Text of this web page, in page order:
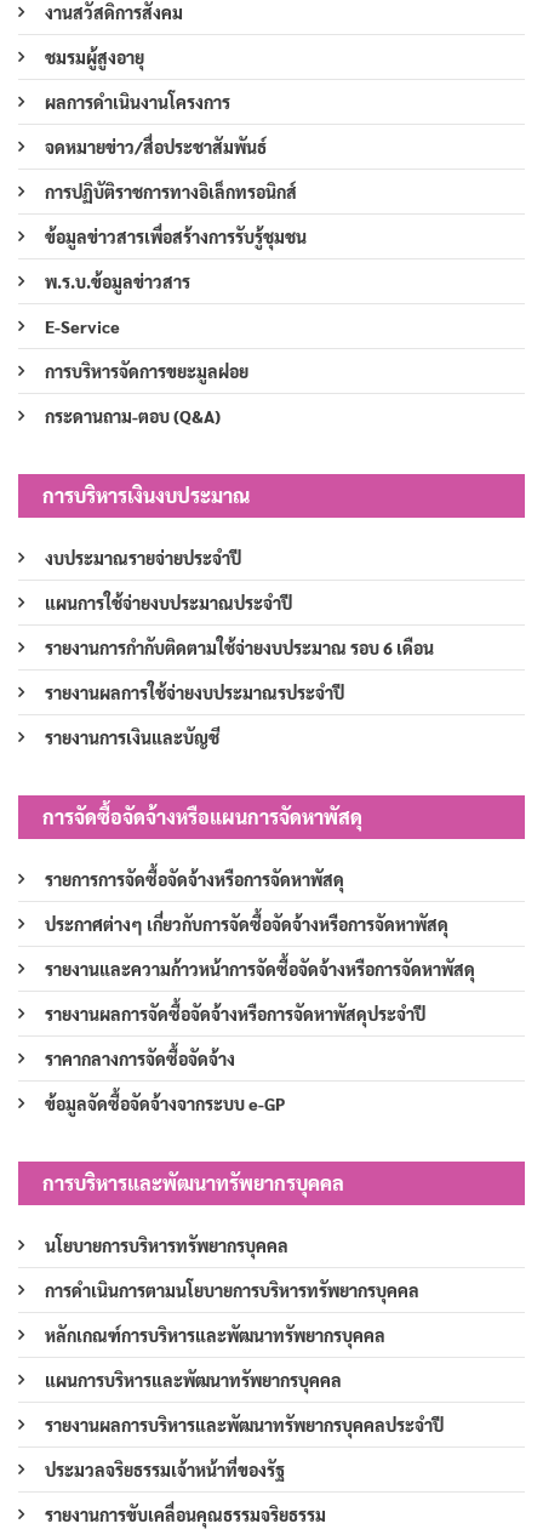
งานสวัสดิการสังคม
ชมรมผู้สูงอายุ
ผลการดำเนินงานโครงการ
จดหมายข่าว/สื่อประชาสัมพันธ์
การปฏิบัติราชการทางอิเล็กทรอนิกส์
ข้อมูลข่าวสารเพื่อสร้างการรับรู้ชุมชน
พ.ร.บ.ข้อมูลข่าวสาร
E-Service
การบริหารจัดการขยะมูลฝอย
กระดานถาม-ตอบ (Q&A)
การบริหารเงินงบประมาณ
งบประมาณรายจ่ายประจำปี
แผนการใช้จ่ายงบประมาณประจำปี
รายงานการกำกับติดตามใช้จ่ายงบประมาณ รอบ 6 เดือน
รายงานผลการใช้จ่ายงบประมาณรประจำปี
รายงานการเงินและบัญชี
การจัดซื้อจัดจ้างหรือแผนการจัดหาพัสดุ
รายการการจัดซื้อจัดจ้างหรือการจัดหาพัสดุ
ประกาศต่างๆ เกี่ยวกับการจัดซื้อจัดจ้างหรือการจัดหาพัสดุ
รายงานและความก้าวหน้าการจัดซื้อจัดจ้างหรือการจัดหาพัสดุ
รายงานผลการจัดซื้อจัดจ้างหรือการจัดหาพัสดุประจำปี
ราคากลางการจัดซื้อจัดจ้าง
ข้อมูลจัดซื้อจัดจ้างจากระบบ e-GP
การบริหารและพัฒนาทรัพยากรบุคคล
นโยบายการบริหารทรัพยากรบุคคล
การดำเนินการตามนโยบายการบริหารทรัพยากรบุคคล
หลักเกณฑ์การบริหารและพัฒนาทรัพยากรบุคคล
แผนการบริหารและพัฒนาทรัพยากรบุคคล
รายงานผลการบริหารและพัฒนาทรัพยากรบุคคลประจำปี
ประมวลจริยธรรมเจ้าหน้าที่ของรัฐ
รายงานการขับเคลื่อนคุณธรรมจริยธรรม